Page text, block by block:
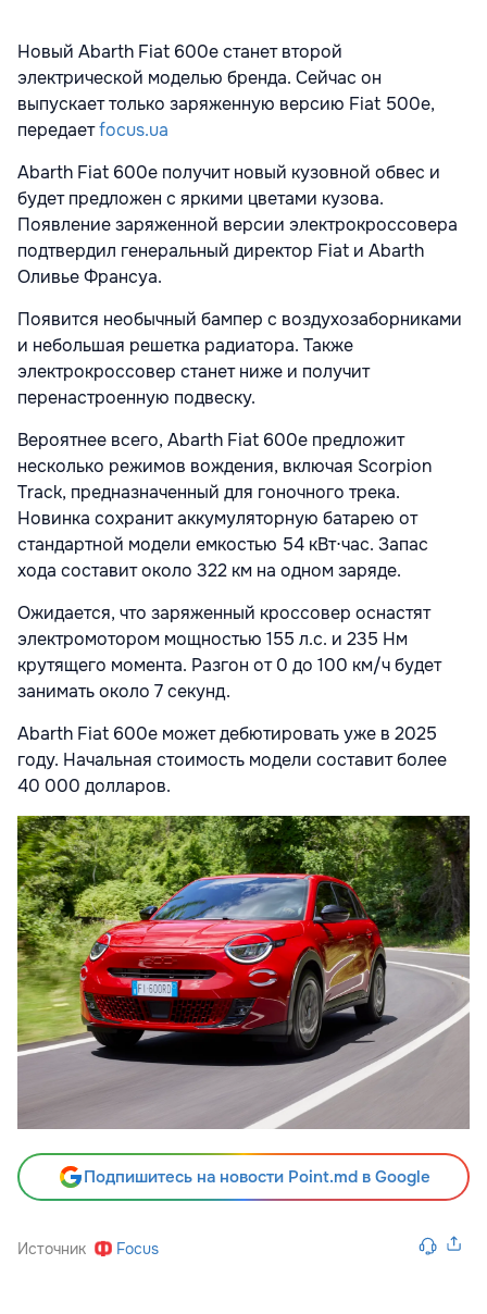
Новый Abarth Fiat 600e станет второй
электрической моделью бренда. Сейчас он
выпускает только заряженную версию Fiat 500e,
передаетfocus.ua
Abarth Fiat 600e получит новый кузовной обвес и
будет предложен с яркими цветами кузова.
Появление заряженной версии электрокроссовера
подтвердил генеральный директор Fiat и Abarth
Оливье Франсуа.
Появится необычный бампер с воздухозаборниками
и небольшая решетка радиатора. Также
электрокроссовер станет ниже и получит
перенастроенную подвеску.
Вероятнее всего, Abarth Fiat 600e предложит
несколько режимов вождения, включая Scorpion
Track, предназначенный для гоночного трека.
Новинка сохранит аккумуляторную батарею от
стандартной модели емкостью 54 кВт⋅час. Запас
хода составит около 322 км на одном заряде.
Ожидается, что заряженный кроссовер оснастят
электромотором мощностью 155 л.с. и 235 Нм
крутящего момента. Разгон от 0 до 100 км/ч будет
занимать около 7 секунд.
Abarth Fiat 600e может дебютировать уже в 2025
году. Начальная стоимость модели составит более
40 000 долларов.
Подпишитесь на новости Point.md в Google
Источник Focus